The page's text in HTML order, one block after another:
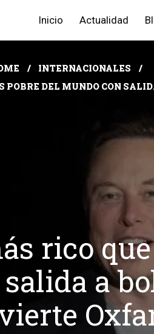
Inicio Actualidad
INTERNACIONALES
POBRE DEL MUNDO CON
rico
a